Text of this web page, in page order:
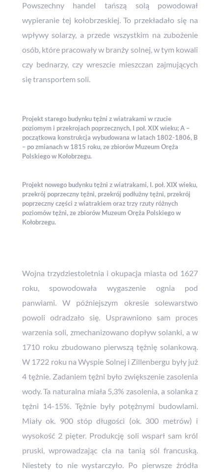
Powszechny handel tańszą solą powodował
wypieranie tej kołobrzeskiej. To przekładało się na
wpływy solarzy, a przede wszystkim na zubożenie
osób, które pracowały w branży solnej, w tym kowali
czy bednarzy, czy wreszcie mieszczan zajmujących
się transportem soli.
Projekt starego budynku tężni z wiatrakami w rzucie
poziomym i przekrojach poprzecznych, I poł. XIX wieku; A –
początkowa konstrukcja wybudowana w latach 1802-1806, B
– po zmianach w 1815 roku, ze zbiorów Muzeum Oręża
Polskiego w Kołobrzegu.
Projekt nowego budynku tężni z wiatrakami, I. poł. XIX wieku,
przekrój poprzeczny tężni, przekrój podłużny tężni, przekrój
poprzeczny części z wiatrakiem oraz trzy rzuty różnych
poziomów tężni, ze zbiorów Muzeum Oręża Polskiego w
Kołobrzegu.
Wojna trzydziestoletnia i okupacja miasta od 1627
roku, spowodowała wygaszenie ognia pod
panwiami. W późniejszym okresie solewarstwo
powoli odradzało się. Usprawniono sam proces
warzenia soli, zmechanizowano dopływ solanki, a w
1710 roku zbudowano pierwszą tężnię solankową.
W 1722 roku na Wyspie Solnej i Zillenbergu były już
4 tężnie. Zadaniem tężni było zwiększenie zasolenia
wody. Ta naturalna miała 5,3% zasolenia, a solanka z
tężni 14-15%. Tężnie były potężnymi budowlami.
Miały ok. 900 stóp długości (ok. 300 metrów) i
wysokość 2 pięter. Produkcję soli wsparł sam król
pruski, wprowadzając cła na tanią sól francuską.
Niestety to nie wystarczyło. Po pierwsze źródła